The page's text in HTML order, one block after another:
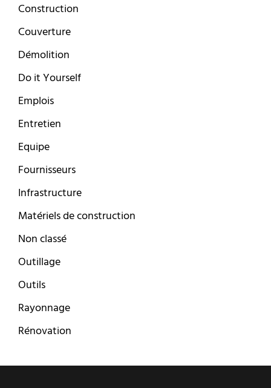
Construction
Couverture
Démolition
Do it Yourself
Emplois
Entretien
Equipe
Fournisseurs
Infrastructure
Matériels de construction
Non classé
Outillage
Outils
Rayonnage
Rénovation